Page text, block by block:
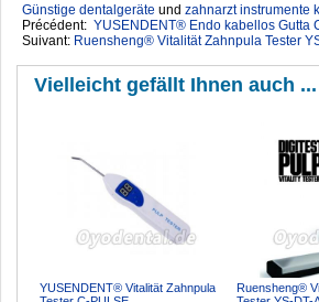
Günstige dentalgeräte ‎ und zahnarzt instrumente
Précédent: YUSENDENT® Endo kabellos Gutta
Suivant: Ruensheng® Vitalität Zahnpula Tester
Vielleicht gefällt Ihnen auch ...
YUSENDENT® Vitalität Zahnpula
Ruensheng®